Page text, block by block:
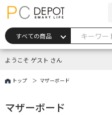
ようこそ ゲスト さん
トップ マザーボード
マザーボード